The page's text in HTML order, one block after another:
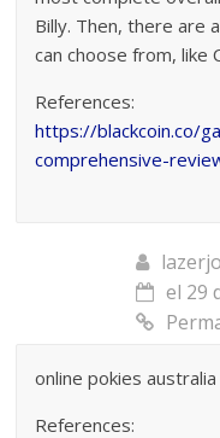
Billy. Then, there are
can choose from, like
References:
https://blackcoin.co/
comprehensive-
el 29
online pokies
References: